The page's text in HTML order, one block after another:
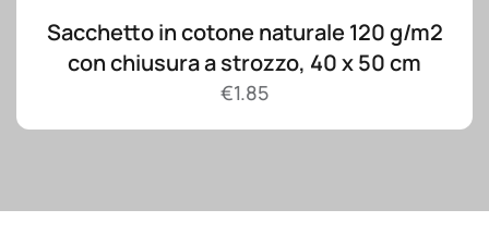
Sacchetto in cotone naturale 120 g/m2
con chiusura a strozzo, 40 x 50 cm
€1.85